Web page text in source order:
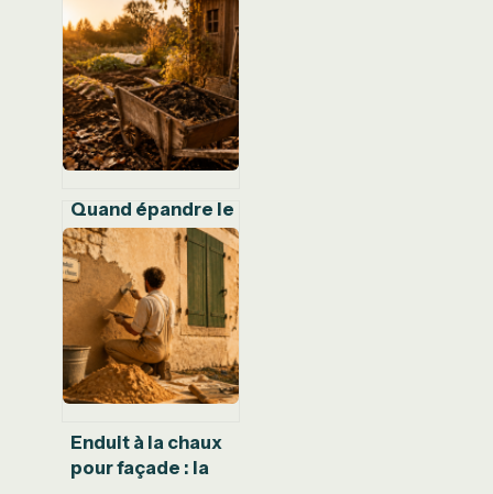
terre : le guide
pour une récolte
abondante
Quand épandre le
fumier au jardin :
calendrier,
dosages et
erreurs à éviter
Enduit à la chaux
pour façade : la